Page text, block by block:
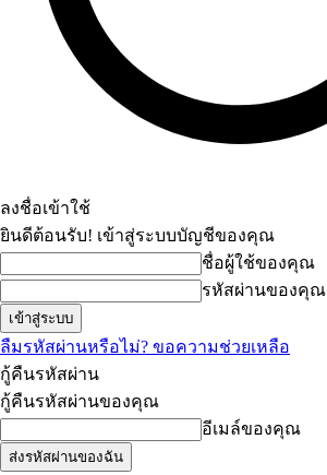
ลงชื่อเข้าใช้
ยินดีต้อนรับ! เข้าสู่ระบบบัญชีของคุณ
ชื่อผู้ใช้ของคุณ
รหัสผ่านของคุณ
ลืมรหัสผ่านหรือไม่? ขอความช่วยเหลือ
กู้คืนรหัสผ่าน
กู้คืนรหัสผ่านของคุณ
อีเมล์ของคุณ